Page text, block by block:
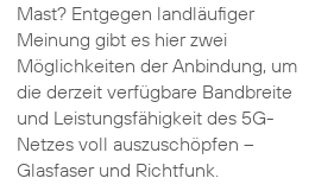
Mast? Entgegen landläufiger
Meinung gibt es hier zwei
Möglichkeiten der Anbindung, um
die derzeit verfügbare Bandbreite
und Leistungsfähigkeit des 5G-
Netzes voll auszuschöpfen –
Glasfaser und Richtfunk.